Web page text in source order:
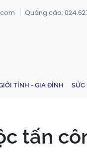
Quảng cáo:
TÍNH - GIA ĐÌNH SỨC
tấn